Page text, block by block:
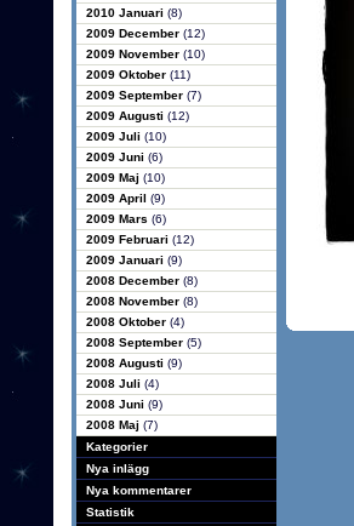
2010 Januari (8)
2009 December (12)
2009 November (10)
2009 Oktober (11)
2009 September (7)
2009 Augusti (12)
2009 Juli (10)
2009 Juni (6)
2009 Maj (10)
2009 April (9)
2009 Mars (6)
2009 Februari (12)
2009 Januari (9)
2008 December (8)
2008 November (8)
2008 Oktober (4)
2008 September (5)
2008 Augusti (9)
2008 Juli (4)
2008 Juni (9)
2008 Maj (7)
Kategorier
Nya inlägg
Nya kommentarer
Statistik